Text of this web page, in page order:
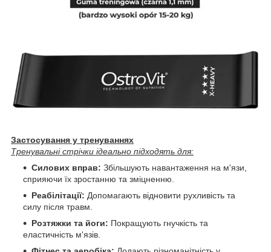
Застосування у тренуваннях
Тренувальні стрічки ідеально підходять для:
Силових вправ: Збільшують навантаження на м'язи,
сприяючи їх зростанню та зміцненню.
Реабілітації: Допомагають відновити рухливість та
силу після травм.
Розтяжки та йоги: Покращують гнучкість та
еластичність м'язів.